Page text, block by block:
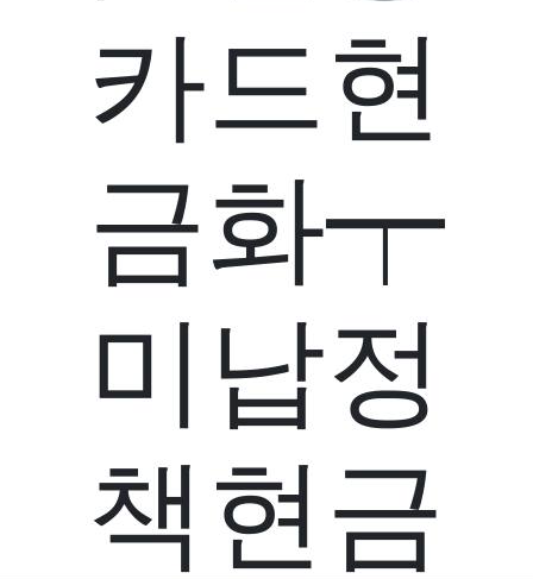
카드현
금화┯
미납정
책현금